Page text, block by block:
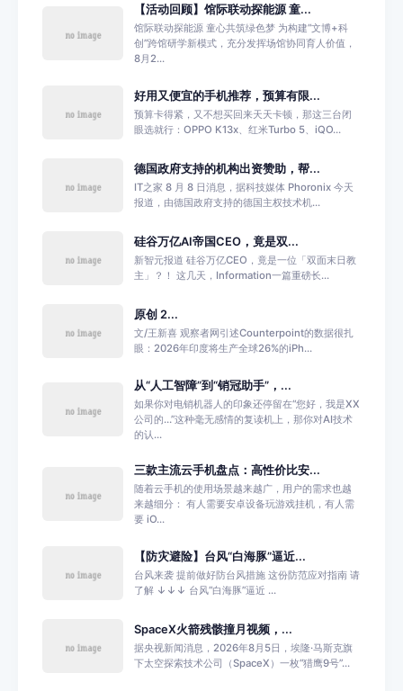
【活动回顾】馆际联动探能源 童...
馆际联动探能源 童心共筑绿色梦 为构建“文博+科
创”跨馆研学新模式，充分发挥场馆协同育人价值，
8月2...
好用又便宜的手机推荐，预算有限...
预算卡得紧，又不想买回来天天卡顿，那这三台闭
眼选就行：OPPO K13x、红米Turbo 5、iQO...
德国政府支持的机构出资赞助，帮...
IT之家 8 月 8 日消息，据科技媒体 Phoronix 今天
报道，由德国政府支持的德国主权技术机...
硅谷万亿AI帝国CEO，竟是双...
新智元报道 硅谷万亿CEO，竟是一位「双面末日教
主」？！ 这几天，Information一篇重磅长...
原创 2...
文/王新喜 观察者网引述Counterpoint的数据很扎
眼：2026年印度将生产全球26%的iPh...
从“人工智障”到“销冠助手”，...
如果你对电销机器人的印象还停留在“您好，我是XX
公司的…”这种毫无感情的复读机上，那你对AI技术
的认...
三款主流云手机盘点：高性价比安...
随着云手机的使用场景越来越广，用户的需求也越
来越细分： 有人需要安卓设备玩游戏挂机，有人需
要 iO...
【防灾避险】台风“白海豚”逼近...
台风来袭 提前做好防台风措施 这份防范应对指南 请
了解 ↓↓↓ 台风“白海豚”逼近 ...
SpaceX火箭残骸撞月视频，...
据央视新闻消息，2026年8月5日，埃隆·马斯克旗
下太空探索技术公司（SpaceX）一枚“猎鹰9号”...